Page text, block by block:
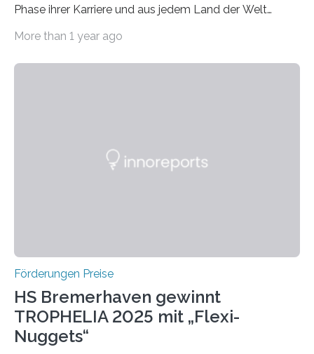
Phase ihrer Karriere und aus jedem Land der Welt
Leben gerufen, um die bemerkenswertesten
Foundation, des BIAL Award in Biomedicine ist in
More than 1 year ago
Förderungen Preise
HS Bremerhaven gewinnt
TROPHELIA 2025 mit „Flexi-
Nuggets“